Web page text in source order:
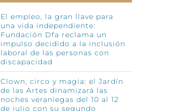
El empleo, la gran llave para
una vida independiente:
Fundación Dfa reclama un
impulso decidido a la inclusión
laboral de las personas con
discapacidad
Clown, circo y magia: el Jardín
de las Artes dinamizará las
noches veraniegas del 10 al 12
de julio con su segundo